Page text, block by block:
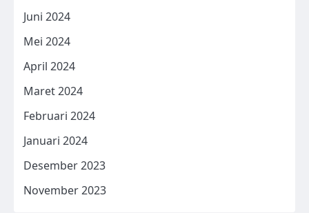
Juni 2024
Mei 2024
April 2024
Maret 2024
Februari 2024
Januari 2024
Desember 2023
November 2023